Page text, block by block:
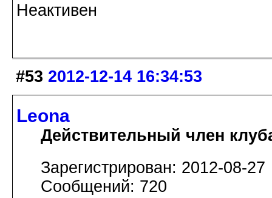
Неактивен
#53 2012-12-14 16:34:53
Leona
Действительный член
Зарегистрирован: 2012-08-27
Сообщений: 720